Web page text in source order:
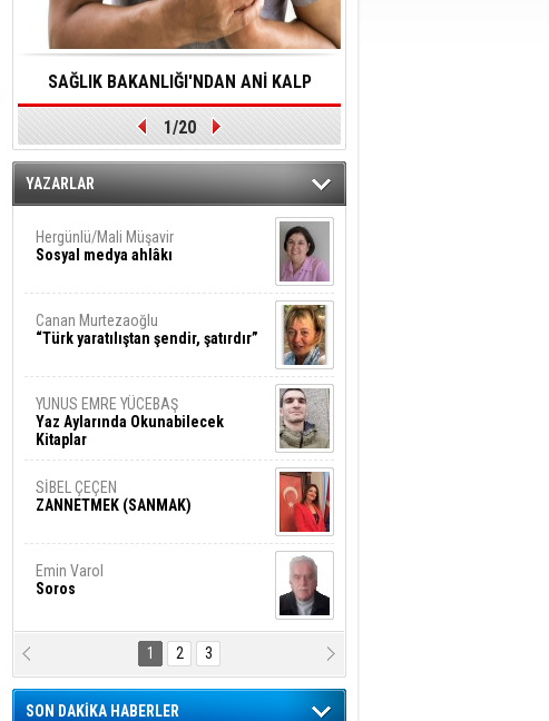
SAĞLIK BAKANLIĞI'NDAN ANİ KALP
DURMALARINA HIZLI MÜDAHALE
EDİLMESİNE YÖNELİK ÖNLENMESİ İÇİN
ÖNEMLİ ADIM
1/20
YAZARLAR
Hergünlü/Mali Müşavir
Sosyal medya ahlâkı
Canan Murtezaoğlu
“Türk yaratılıştan şendir, şatırdır”
YUNUS EMRE YÜCEBAŞ
Yaz Aylarında Okunabilecek
Kitaplar
SİBEL ÇEÇEN
ZANNETMEK (SANMAK)
Emin Varol
Soros
Karanlık DNA Kuşaklararası
Şiddetin Biyolojik Faturası
1 2 3
SON DAKİKA HABERLER